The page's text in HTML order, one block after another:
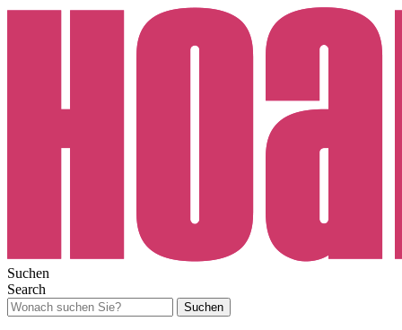
Suchen
Search
Suchen